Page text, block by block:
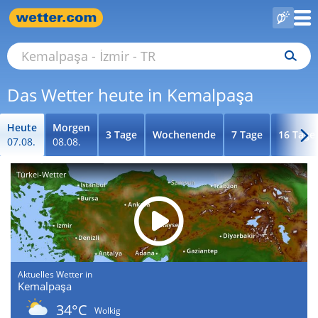
Das Wetter heute in Kemalpaşa
Heute
07.08.
Morgen
08.08.
3 Tage Wochenende 7 Tage 16 Tage
Türkei-Wetter
Aktuelles Wetter in
Kemalpaşa
34°C
Wolkig